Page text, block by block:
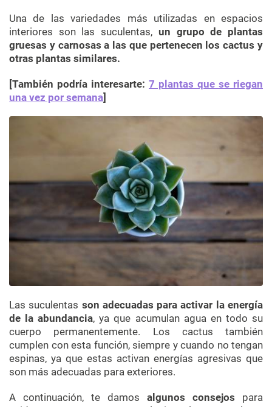
Una de las variedades más utilizadas en espacios
interiores son las suculentas, un grupo de plantas
gruesas y carnosas a las que pertenecen los cactus y
otras plantas similares.
[También podría interesarte: 7 plantas que se riegan
una vez por semana]
Las suculentas son adecuadas para activar la energía
de la abundancia, ya que acumulan agua en todo su
cuerpo permanentemente. Los cactus también
cumplen con esta función, siempre y cuando no tengan
espinas, ya que estas activan energías agresivas que
son más adecuadas para exteriores.
A continuación, te damos algunos consejos para